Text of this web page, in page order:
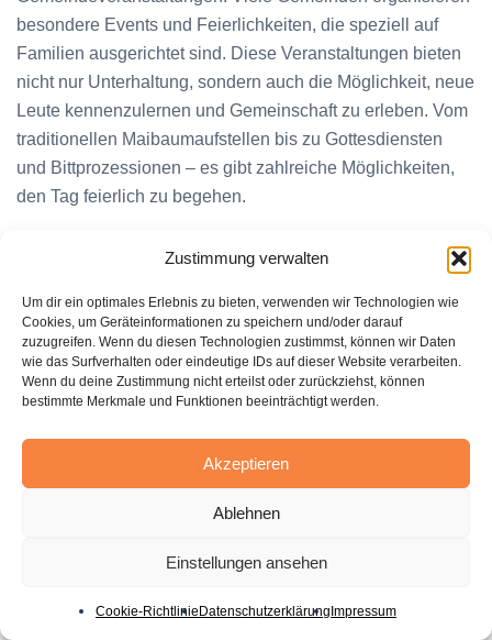
Zustimmung verwalten
Um dir ein optimales Erlebnis zu bieten, verwenden wir Technologien wie
Cookies, um Geräteinformationen zu speichern und/oder darauf
zuzugreifen. Wenn du diesen Technologien zustimmst, können wir Daten
wie das Surfverhalten oder eindeutige IDs auf dieser Website verarbeiten.
Wenn du deine Zustimmung nicht erteilst oder zurückziehst, können
bestimmte Merkmale und Funktionen beeinträchtigt werden.
Akzeptieren
Ablehnen
Einstellungen ansehen
Cookie-Richtlinie Datenschutzerklärung Impressum
besondere Events und Feierlichkeiten, die speziell auf
Familien ausgerichtet sind. Diese Veranstaltungen bieten
nicht nur Unterhaltung, sondern auch die Möglichkeit, neue
Leute kennenzulernen und Gemeinschaft zu erleben. Vom
traditionellen Maibaumaufstellen bis zu Gottesdiensten
und Bittprozessionen – es gibt zahlreiche Möglichkeiten,
den Tag feierlich zu begehen.
spezielle Rituale an, um die Bindung zu stärken und den
Feiertag auf besondere Weise zu würdigen. Ein
gemeinsames Frühstück, ein Nachmittagskaffee mit
selbstgebackenem Kuchen oder ein Grillabend im Garten
– diese gemeinsamen Aktivitäten am Feiertag schaffen
bleibende Erinnerungen und ehren gleichzeitig die
Bedeutung des Festtags im familiären Rahmen.
Ganz gleich, wie Familien ihrenFeiertag am 3. Juni
verbringen, das Wesentliche ist die gemeinsame Zeit und
Himmelfahrt 2024 und 2025 auf den 18. Mai und 29. Mai
fällt, können diese Tage ebenfalls genutzt werden, um